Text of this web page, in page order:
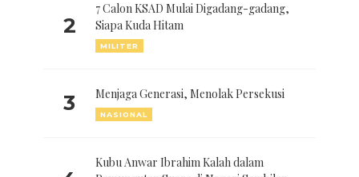
2
7 Calon KSAD Mulai Digadang-gadang,
Siapa Kuda Hitam
MILITER
3 Menjaga Generasi, Menolak Persekusi
NASIONAL
Kubu Anwar Ibrahim Kalah dalam